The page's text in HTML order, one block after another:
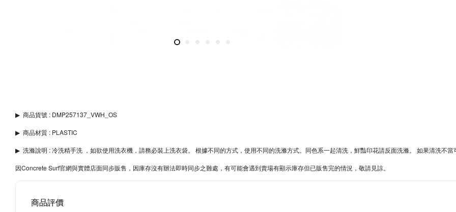
▶︎ 商品貨號 : DMP257137_VWH_OS
▶︎ 商品材質 : PLASTIC
▶︎ 洗滌說明 : 冷洗精手洗 ，如欲使用洗衣機，請務必裝上洗衣袋。 根據不同的方式，使用不同的洗滌方式。同色系一起清洗，鮮豔印花請反面洗滌。 如果清洗不當
因Concrete Surf官網與實體店面同步販售，因庫存沒有辦法即時同步之難處，有可能會遇到賣場有顯示庫存但已販售完的情況，敬請見諒。
商品評價